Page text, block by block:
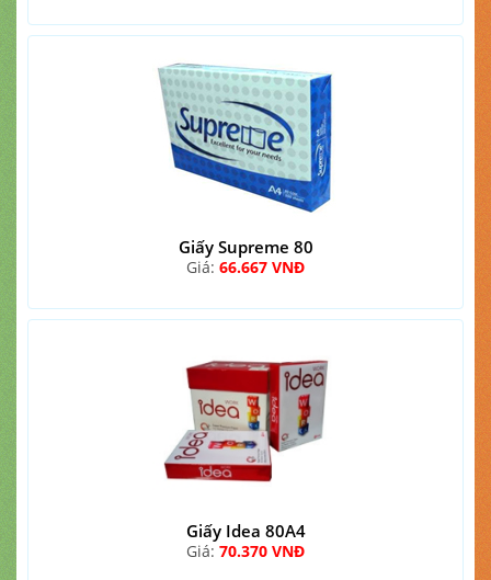
Giấy Supreme 80
Giá: 66.667 VNĐ
Giấy Idea 80A4
Giá: 70.370 VNĐ